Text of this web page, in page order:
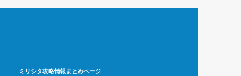
ミリシタ攻略情報まとめページ